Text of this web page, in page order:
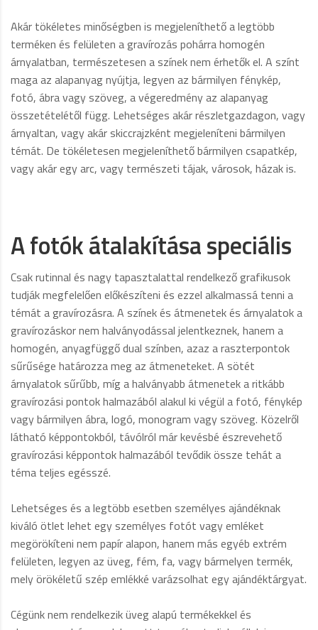
Akár tökéletes minőségben is megjeleníthető a legtöbb
terméken és felületen a gravírozás pohárra homogén
árnyalatban, természetesen a színek nem érhetők el. A színt
maga az alapanyag nyújtja, legyen az bármilyen fénykép,
fotó, ábra vagy szöveg, a végeredmény az alapanyag
összetételétől függ. Lehetséges akár részletgazdagon, vagy
árnyaltan, vagy akár skiccrajzként megjeleníteni bármilyen
témát. De tökéletesen megjeleníthető bármilyen csapatkép,
vagy akár egy arc, vagy természeti tájak, városok, házak is.
A fotók átalakítása speciális
Csak rutinnal és nagy tapasztalattal rendelkező grafikusok
tudják megfelelően előkészíteni és ezzel alkalmassá tenni a
témát a gravírozásra. A színek és átmenetek és árnyalatok a
gravírozáskor nem halványodással jelentkeznek, hanem a
homogén, anyagfüggő dual színben, azaz a raszterpontok
sűrűsége határozza meg az átmeneteket. A sötét
árnyalatok sűrűbb, míg a halványabb átmenetek a ritkább
gravírozási pontok halmazából alakul ki végül a fotó, fénykép
vagy bármilyen ábra, logó, monogram vagy szöveg. Közelről
látható képpontokból, távólról már kevésbé észrevehető
gravírozási képpontok halmazából tevődik össze tehát a
téma teljes egésszé.
Lehetséges és a legtöbb esetben személyes ajándéknak
kiváló ötlet lehet egy személyes fotót vagy emléket
megörökíteni nem papír alapon, hanem más egyéb extrém
felületen, legyen az üveg, fém, fa, vagy bármelyen termék,
mely örökéletű szép emlékké varázsolhat egy ajándéktárgyat.
Cégünk nem rendelkezik üveg alapú termékekkel és